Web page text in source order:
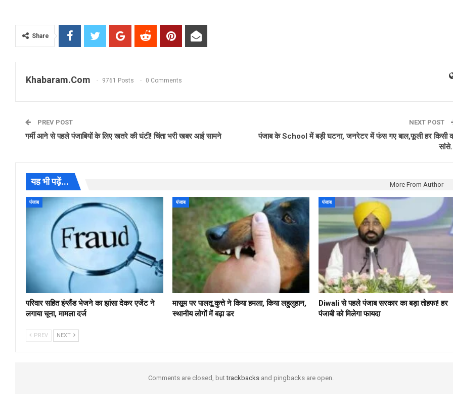
Share
Khabaram.Com 9761 Posts 0 Comments
PREV POST
गर्मी आने से पहले पंजाबियों के लिए खतरे की घंटी! चिंता भरी खबर आई सामने
NEXT POST
पंजाब के School में बड़ी घटना, जनरेटर में फंस गए बाल,फूली हर किसी
यह भी पढ़ें... More From Author
पंजाब
परिवार सहित इंग्लैंड भेजने का झांसा देकर एजेंट ने
लगाया चूना, मामला दर्ज
पंजाब
मासूम पर पालतू कुत्ते ने किया हमला, किया लहुलुहान,
स्थानीय लोगों में बढ़ा डर
पंजाब
Diwali से पहले पंजाब सरकार का बड़ा तोहफा! हर
पंजाबी को मिलेगा फायदा
PREV NEXT
Comments are closed, buttrackbacksand pingbacks are open.